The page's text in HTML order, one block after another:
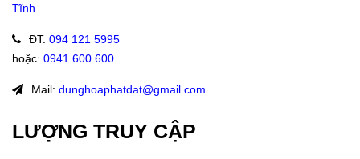
Tĩnh
ĐT: 094 121 5995
hoặc: 0941.600.600
Mail: dunghoaphatdat@gmail.com
LƯỢNG TRUY CẬP